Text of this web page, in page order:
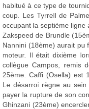
habitué à ce type de
coup. Les Tyrrell de
occupant la septième ligne
Zakspeed de Brundle
Nannini (18ème) aurait pu
moteur. Il était dixième
collègue Campos, remis
25ème. Caffi (Osella) est
Le désarroi règne au
payer la rupture de son
Ghinzani (23ème)